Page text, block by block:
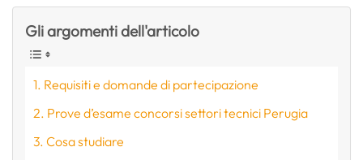
Gli argomenti dell'articolo
Requisiti e domande di partecipazione
Prove d’esame concorsi settori tecnici Perugia
Cosa studiare